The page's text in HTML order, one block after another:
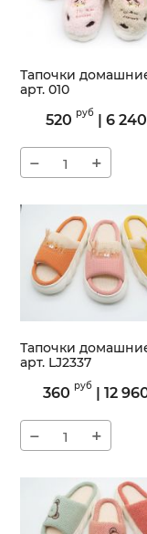
Тапочки
арт. 010
520 руб | 6 240
− +
Тапочки
арт. LJ2337
LJ2337
360 руб | 12
− +